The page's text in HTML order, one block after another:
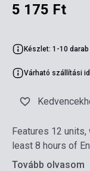
5 175 Ft
Készlet: 1-10 darab
Várható szállítási
Features 12
least 8 hours of
Tovább olvasom